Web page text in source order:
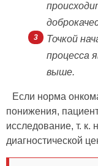
Точкой
процесса
выше.
Если норма
понижения,
исследование, т. к.
диагностической